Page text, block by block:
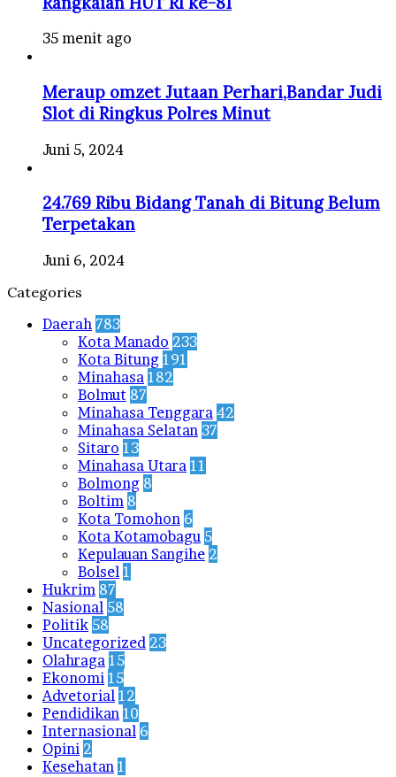
35 menit ago
Meraup omzet Jutaan Perhari,Bandar Judi
Slot di Ringkus Polres Minut
Juni 5, 2024
24.769 Ribu Bidang Tanah di Bitung Belum
Terpetakan
Juni 6, 2024
Categories
Daerah 783
Kota Manado 233
Kota Bitung 191
Minahasa 182
Bolmut 87
Minahasa Tenggara 42
Minahasa Selatan 37
Sitaro 13
Minahasa Utara 11
Bolmong 8
Boltim 8
Kota Tomohon 6
Kota Kotamobagu 5
Kepulauan Sangihe 2
Bolsel 1
Hukrim 87
Nasional 58
Politik 58
Uncategorized 23
Olahraga 15
Ekonomi 15
Advetorial 12
Pendidikan 10
Internasional 6
Opini 2
Kesehatan 1